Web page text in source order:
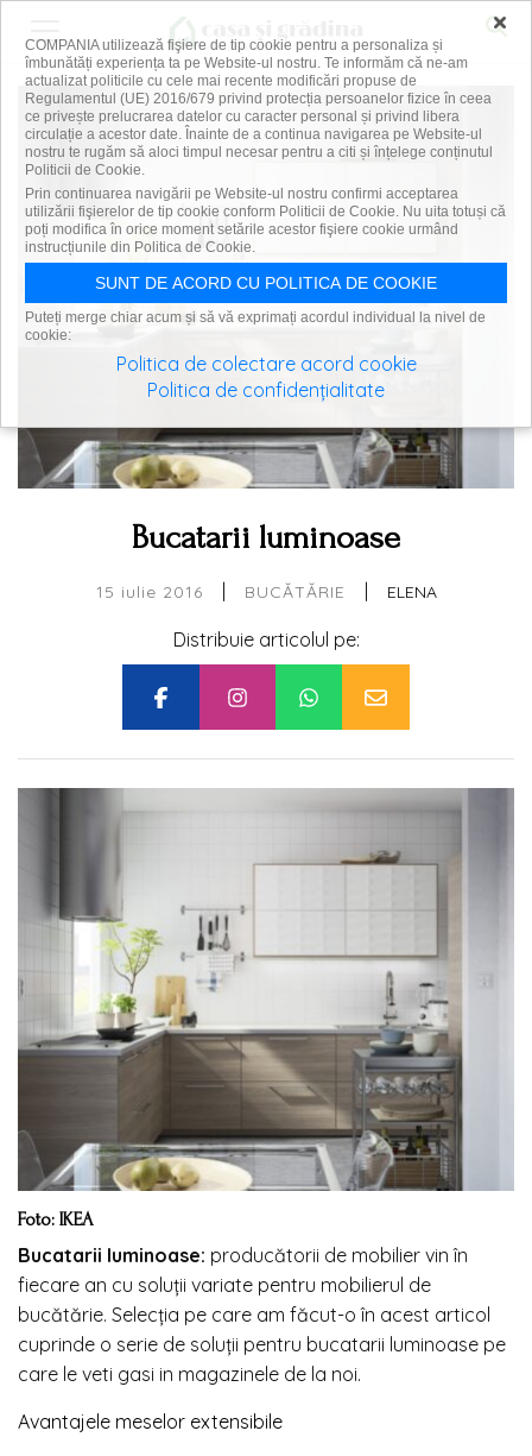
Bucatarii luminoase
15 iulie 2016 BUCĂTĂRIE ELENA
Distribuie articolul pe:
Foto: IKEA
Bucatarii luminoase: producătorii de mobilier vin în
fiecare an cu soluții variate pentru mobilierul de
bucătărie. Selecția pe care am făcut-o în acest articol
cuprinde o serie de soluții pentru bucatarii luminoase pe
care le veti gasi in magazinele de la noi.
Avantajele meselor extensibile
×
COMPANIA utilizează fişiere de tip cookie pentru a personaliza și
îmbunătăți experiența ta pe Website-ul nostru. Te informăm că ne-am
actualizat politicile cu cele mai recente modificări propuse de
Regulamentul (UE) 2016/679 privind protecția persoanelor fizice în ceea
ce privește prelucrarea datelor cu caracter personal și privind libera
circulație a acestor date. Înainte de a continua navigarea pe Website-ul
nostru te rugăm să aloci timpul necesar pentru a citi și înțelege conținutul
Politicii de Cookie.
Prin continuarea navigării pe Website-ul nostru confirmi acceptarea
utilizării fişierelor de tip cookie conform Politicii de Cookie. Nu uita totuși că
poți modifica în orice moment setările acestor fişiere cookie urmând
instrucțiunile din Politica de Cookie.
SUNT DE ACORD CU POLITICA DE COOKIE
Puteți merge chiar acum și să vă exprimați acordul individual la nivel de
cookie:
Politica de colectare acord cookie
Politica de confidențialitate